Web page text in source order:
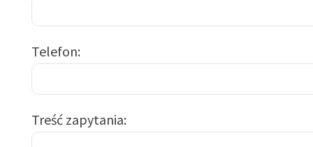
Telefon
Treść zapytania